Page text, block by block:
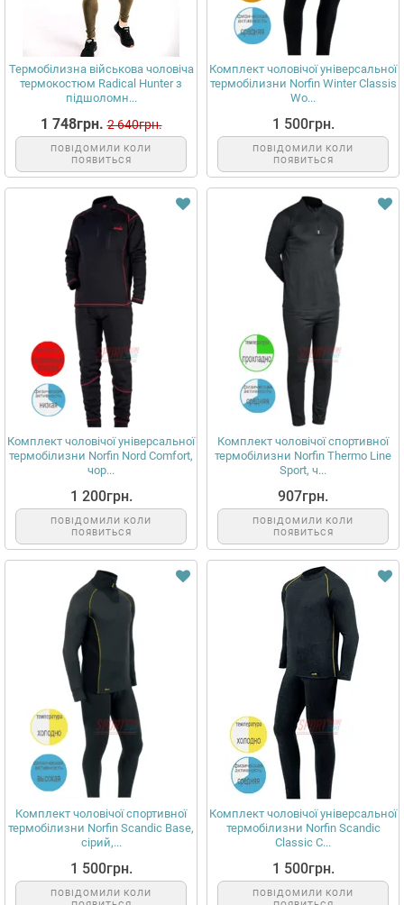
Термобілизна військова чоловіча
термокостюм Radical Hunter з
підшоломн...
1 748грн. 2 640грн.
ПОВІДОМИЛИ КОЛИ
ПОЯВИТЬСЯ
Комплект чоловічої універсальної
термобілизни Norfin Winter Classis
Wo...
1 500грн.
ПОВІДОМИЛИ КОЛИ
ПОЯВИТЬСЯ
Комплект чоловічої універсальної
термобілизни Norfin Nord Comfort,
чор...
1 200грн.
ПОВІДОМИЛИ КОЛИ
ПОЯВИТЬСЯ
Комплект чоловічої спортивної
термобілизни Norfin Thermo Line
Sport, ч...
907грн.
ПОВІДОМИЛИ КОЛИ
ПОЯВИТЬСЯ
Комплект чоловічої спортивної
термобілизни Norfin Scandic Base,
сірий,...
1 500грн.
ПОВІДОМИЛИ КОЛИ
Комплект чоловічої універсальної
термобілизни Norfin Scandic
Classic C...
1 500грн.
ПОВІДОМИЛИ КОЛИ